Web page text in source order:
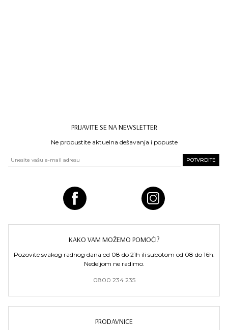
PRIJAVITE SE NA NEWSLETTER
Ne propustite aktuelna dešavanja i popuste
KAKO VAM MOŽEMO POMOĆI?
Pozovite svakog radnog dana od 08 do 21h ili subotom od 08 do 16h.
Nedeljom ne radimo.
0800 234 235
PRODAVNICE